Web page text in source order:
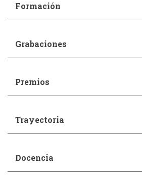
Formación
Grabaciones
Premios
Trayectoria
Docencia